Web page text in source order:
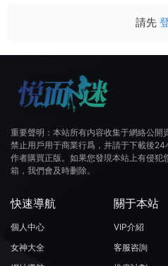
請先
重要聲明：本站所有内容收集于網絡公開
禁止用戶用于商業行爲，并請于下載後
作者購買正版。如果您發現本站上有侵犯
箱，我們會及時删除。
快速導航
個人中心
女神大全
關于本站
VIP介紹
客服咨詢